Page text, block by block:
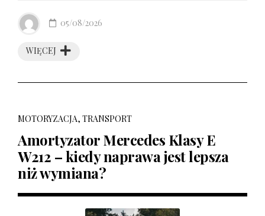
WIĘCEJ
05/08/2026
MOTORYZACJA, TRANSPORT
Amortyzator Mercedes Klasy E
W212 – kiedy naprawa jest lepsza
niż wymiana?